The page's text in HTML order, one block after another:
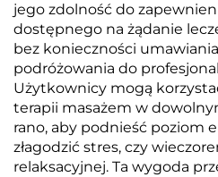
jego zdolność do
dostępnego na żądanie
bez konieczności
podróżowania do
Użytkownicy mogą
terapii masażem w
rano, aby podnieść poziom
złagodzić stres, czy
relaksacyjnej. Ta wygoda